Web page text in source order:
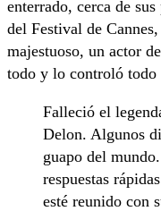
enterrado, cerca de
del Festival de
majestuoso, un actor
todo y lo controló todo
Falleció el
Delon. Algunos
guapo del
respuestas
esté reunido con